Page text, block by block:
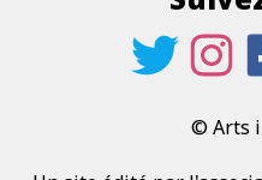
© Arts